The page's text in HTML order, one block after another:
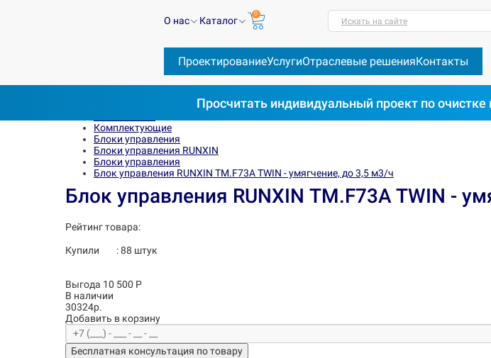
О нас Каталог
0
ПроектированиеУслугиОтраслевые решенияКонтакты
Искать на сайте
Просчитать индивидуальный проект по очистке
Комплектующие
Блоки управления
Блоки управления RUNXIN
Блоки управления
Блок управления RUNXIN ТМ.F73A TWIN - умягчение, до 3,5 м3/ч
Блок управления RUNXIN ТМ.F73A TWIN -
Рейтинг товара:
Купили :88 штук
Выгода 10 500 Р
В наличии
30324р.
Добавить в корзину
Бесплатная консультация по товару